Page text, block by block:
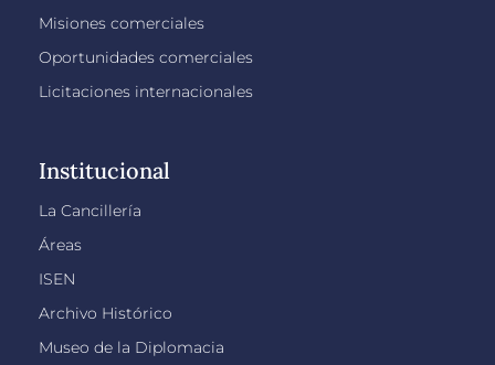
Misiones comerciales
Oportunidades comerciales
Licitaciones internacionales
Institucional
La Cancillería
Áreas
ISEN
Archivo Histórico
Museo de la Diplomacia